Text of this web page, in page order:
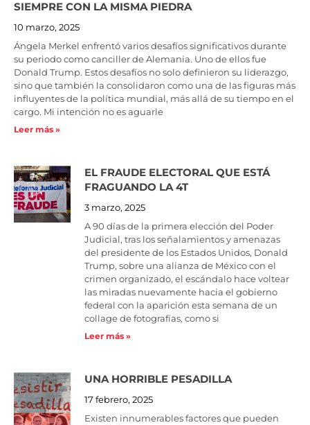
SIEMPRE CON LA MISMA PIEDRA
10 marzo, 2025
Ángela Merkel enfrentó varios desafíos significativos durante
su periodo como canciller de Alemania. Uno de ellos fue
Donald Trump. Estos desafíos no solo definieron su liderazgo,
sino que también la consolidaron como una de las figuras más
influyentes de la política mundial, más allá de su tiempo en el
cargo. Mi intención no es aguarle
Leer más »
EL FRAUDE ELECTORAL QUE ESTÁ
FRAGUANDO LA 4T
3 marzo, 2025
A 90 días de la primera elección del Poder
Judicial, tras los señalamientos y amenazas
del presidente de los Estados Unidos, Donald
Trump, sobre una alianza de México con el
crimen organizado, el escándalo hace voltear
las miradas nuevamente hacia el gobierno
federal con la aparición esta semana de un
collage de fotografías, como si
Leer más »
UNA HORRIBLE PESADILLA
17 febrero, 2025
Existen innumerables factores que pueden